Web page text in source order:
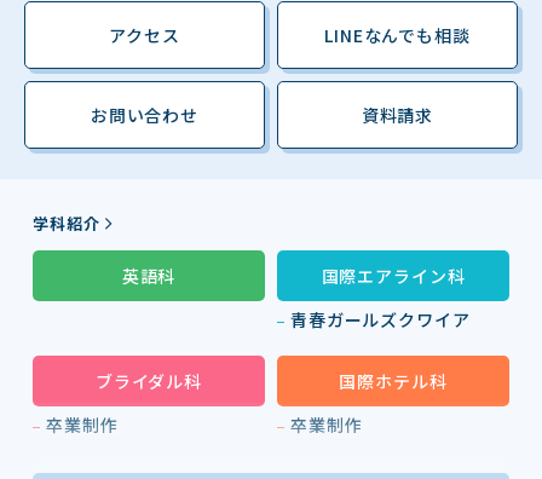
アクセス LINEなんでも相談
お問い合わせ 資料請求
学科紹介
英語科
国際エアライン科
青春ガールズクワイア
ブライダル科
卒業制作
国際ホテル科
卒業制作